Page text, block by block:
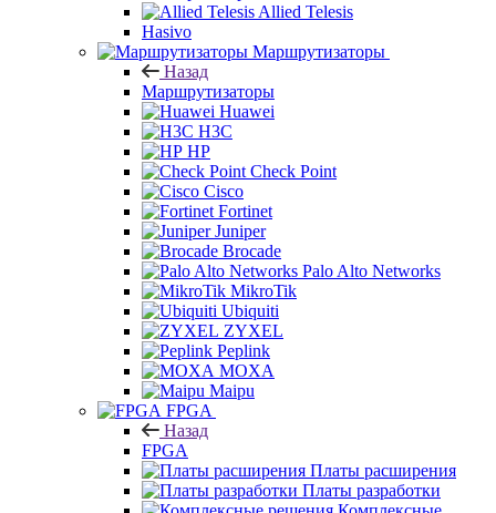
Allied Telesis
Hasivo
Маршрутизаторы
Назад
Маршрутизаторы
Huawei
H3C
HP
Check Point
Cisco
Fortinet
Juniper
Brocade
Palo Alto Networks
MikroTik
Ubiquiti
ZYXEL
Peplink
MOXA
Maipu
FPGA
Назад
FPGA
Платы расширения
Платы разработки